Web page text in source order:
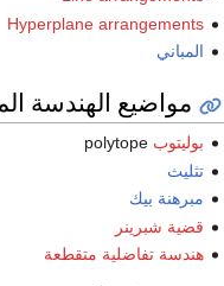
Hyperplane arrangements
المباني
مواضيع الهندسة
بوليتوب polytope
تثليث
مبرهنة بيك
قضية شبرينر
هندسة تفاضلية متقطعة